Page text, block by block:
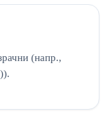
(напр.,